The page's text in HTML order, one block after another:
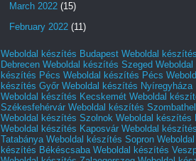
March 2022 (15)
February 2022 (11)
Weboldal készítés Budapest Weboldal készítés
Debrecen Weboldal készítés Szeged Weboldal
készítés Pécs Weboldal készítés Pécs
készítés Győr Weboldal készítés Nyíregyháza
Weboldal készítés Kecskemét Weboldal
Székesfehérvár Weboldal készítés
Weboldal készítés Szolnok Weboldal készítés
Weboldal készítés Kaposvár Weboldal készítés
Tatabánya Weboldal készítés Sopron Weboldal
készítés Békéscsaba Weboldal készítés